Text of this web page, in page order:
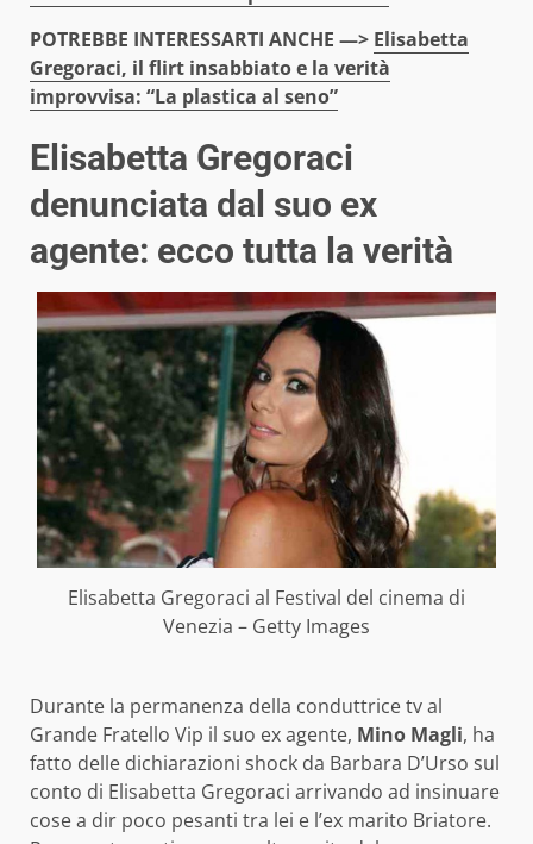
POTREBBE INTERESSARTI ANCHE —> Elisabetta
Gregoraci, il flirt insabbiato e la verità
improvvisa: “La plastica al seno”
Elisabetta Gregoraci
denunciata dal suo ex
agente: ecco tutta la verità
Elisabetta Gregoraci al Festival del cinema di
Venezia – Getty Images
Durante la permanenza della conduttrice tv al
Grande Fratello Vip il suo ex agente, Mino Magli, ha
fatto delle dichiarazioni shock da Barbara D’Urso sul
conto di Elisabetta Gregoraci arrivando ad insinuare
cose a dir poco pesanti tra lei e l’ex marito Briatore.